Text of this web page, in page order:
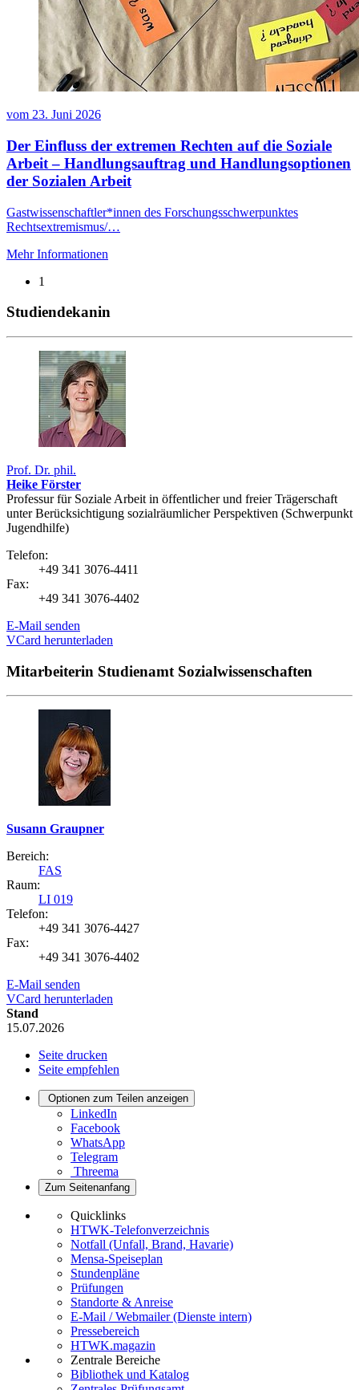
vom 23. Juni 2026
Der Einfluss der extremen Rechten auf die Soziale
Arbeit – Handlungsauftrag und Handlungsoptionen
der Sozialen Arbeit
Gastwissenschaftler*innen des Forschungsschwerpunktes
Rechtsextremismus/…
Mehr Informationen
1
Studiendekanin
Prof. Dr. phil.
Heike Förster
Professur für Soziale Arbeit in öffentlicher und freier Trägerschaft
unter Berücksichtigung sozialräumlicher Perspektiven (Schwerpunkt
Jugendhilfe)
Telefon:
+49 341 3076-4411
Fax:
+49 341 3076-4402
E-Mail senden
VCard herunterladen
Mitarbeiterin Studienamt Sozialwissenschaften
Susann Graupner
Bereich:
FAS
Raum:
LI 019
Telefon:
+49 341 3076-4427
Fax:
+49 341 3076-4402
E-Mail senden
VCard herunterladen
Stand
15.07.2026
Seite drucken
Seite empfehlen
Optionen zum Teilen anzeigen
LinkedIn
Facebook
WhatsApp
Telegram
Threema
Zum Seitenanfang
Quicklinks
HTWK-Telefonverzeichnis
Notfall (Unfall, Brand, Havarie)
Mensa-Speiseplan
Stundenpläne
Prüfungen
Standorte & Anreise
E-Mail / Webmailer (Dienste intern)
Pressebereich
HTWK.magazin
Zentrale Bereiche
Bibliothek und Katalog